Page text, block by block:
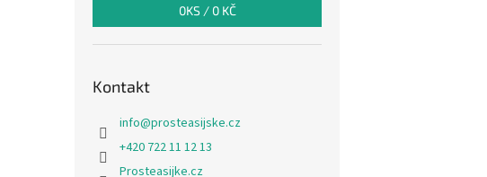
0KS / 0 KČ
Kontakt
info@prosteasijske.cz
+420 722 11 12 13
Prosteasijke.cz